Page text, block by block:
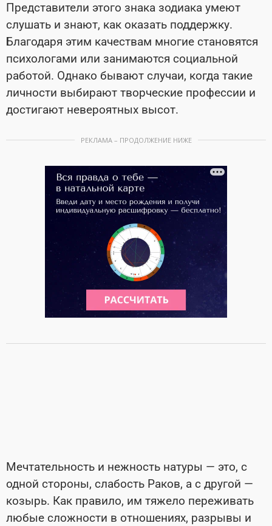
Представители этого знака зодиака умеют
слушать и знают, как оказать поддержку.
Благодаря этим качествам многие становятся
психологами или занимаются социальной
работой. Однако бывают случаи, когда такие
личности выбирают творческие профессии и
достигают невероятных высот.
РЕКЛАМА – ПРОДОЛЖЕНИЕ НИЖЕ
Мечтательность и нежность натуры — это, с
одной стороны, слабость Раков, а с другой —
козырь. Как правило, им тяжело переживать
любые сложности в отношениях, разрывы и